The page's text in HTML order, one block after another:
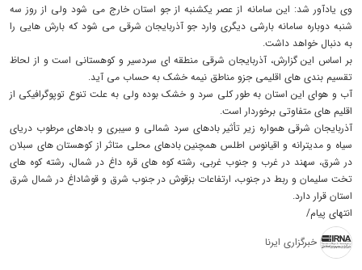
وی یادآور شد: این سامانه از عصر یکشنبه از جو استان خارج می شود ولی از روز سه
شنبه دوباره سامانه بارشی دیگری وارد جو آذربایجان شرقی می شود که بارش هایی را
به دنبال خواهد داشت.
بر اساس این گزارش، آذربایجان شرقی منطقه ای سردسیر و کوهستانی است و از لحاظ
تقسیم بندی های اقلیمی جزو مناطق نیمه خشک به حساب می آید.
آب و هوای این استان به طور کلی سرد و خشک بوده ولی به علت تنوع توپوگرافیکی از
اقلیم های متفاوتی برخوردار است.
آذربایجان شرقی همواره زیر تأثیر بادهای سرد شمالی و سیبری و بادهای مرطوب دریای
سیاه و مدیترانه و اقیانوس اطلس همچنین بادهای محلی متاثر از کوهستان های سبلان
در شرق، سهند در غرب و جنوب غربی، رشته کوه های قره داغ در شمال، رشته کوه های
تخت سلیمان و ربط در جنوب، ارتفاعات بزقوش در جنوب شرق و قوشاداغ در شمال شرق
استان قرار دارد.
انتهای پیام/
خبرگزاری ایرنا